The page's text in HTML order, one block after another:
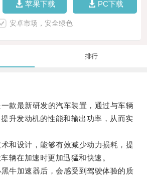
苹果下载 PC下载
安卓市场，安全绿色
排行
最新研发的汽车装置，通过与车辆
升发动机的性能和输出功率，从而实
设计，能够有效减少动力损耗，提
辆在加速时更加迅猛和快速。
加速器后，会感受到驾驶体验的质